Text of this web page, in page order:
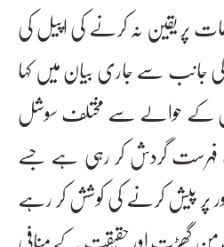
پر یقین نہ کرنے کی اپیل کی
جانب سے جاری بیان میں کہا
کے حوالے سے مختلف سوشل
فہرست گردش کر رہی ہے جسے
پر پیش کرنے کی کوشش کر رہے